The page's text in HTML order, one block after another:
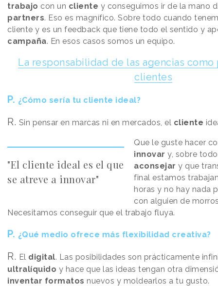
trabajo con un cliente y conseguimos ir de la mano
partners. Eso es magnífico. Sobre todo cuando
cliente y es un feedback que tiene todo el sentido y
campaña. En esos casos somos un equipo.
La responsabilidad de las agencias
clientes
P. ¿Cómo sería tu cliente ideal?
R. Sin pensar en marcas ni en mercados, el cliente
"El cliente ideal es el que
se atreve a innovar"
Que le guste hacer
innovar y, sobre
aconsejar y que
final estamos
horas y no hay nada
con alguien de
Necesitamos conseguir que el trabajo fluya.
P. ¿Qué medio ofrece más flexibilidad creativa?
R. El digital. Las posibilidades son prácticamente
ultralíquido y hace que las ideas tengan otra
inventar formatos nuevos y moldearlos a tu gusto.